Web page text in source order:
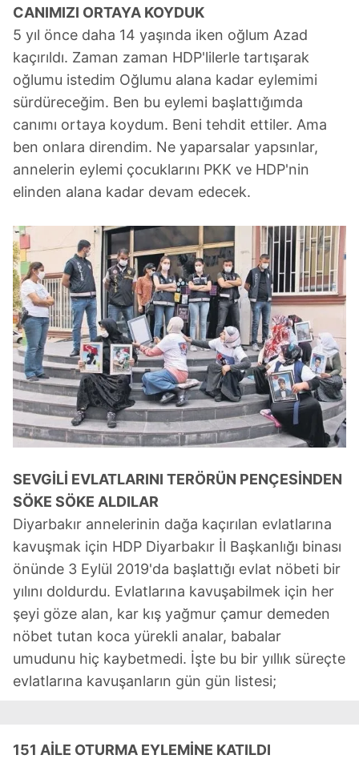
CANIMIZI ORTAYA KOYDUK
5 yıl önce daha 14 yaşında iken oğlum Azad
kaçırıldı. Zaman zaman HDP'lilerle tartışarak
oğlumu istedim Oğlumu alana kadar eylemimi
sürdüreceğim. Ben bu eylemi başlattığımda
canımı ortaya koydum. Beni tehdit ettiler. Ama
ben onlara direndim. Ne yaparsalar yapsınlar,
annelerin eylemi çocuklarını PKK ve HDP'nin
elinden alana kadar devam edecek.
SEVGİLİ EVLATLARINI TERÖRÜN PENÇESİNDEN
SÖKE SÖKE ALDILAR
Diyarbakır annelerinin dağa kaçırılan evlatlarına
kavuşmak için HDP Diyarbakır İl Başkanlığı binası
önünde 3 Eylül 2019'da başlattığı evlat nöbeti bir
yılını doldurdu. Evlatlarına kavuşabilmek için her
şeyi göze alan, kar kış yağmur çamur demeden
nöbet tutan koca yürekli analar, babalar
umudunu hiç kaybetmedi. İşte bu bir yıllık süreçte
evlatlarına kavuşanların gün gün listesi;
151 AİLE OTURMA EYLEMİNE KATILDI